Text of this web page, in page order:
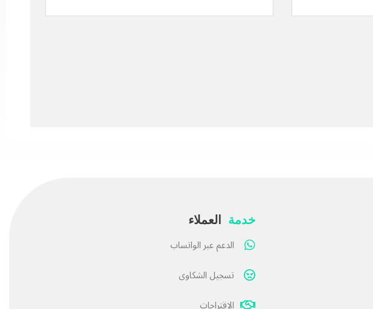
خدمة العملاء
الدعم عبر الواتساب
تسجيل الشكاوى